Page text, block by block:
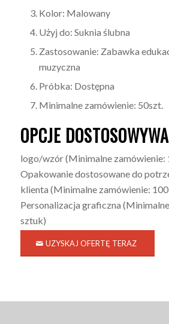
Kolor: Malowany
Użyj do: Suknia ślubna
Zastosowanie: Zabawka
muzyczna
Próbka: Dostępna
Minimalne zamówienie: 50szt.
OPCJE
logo/wzór(Minimalne zamówienie:
Opakowanie dostosowane do
klienta (Minimalne zamówienie:
Personalizacja graficzna
sztuk)
UZYSKAJ OFERTĘ TERAZ